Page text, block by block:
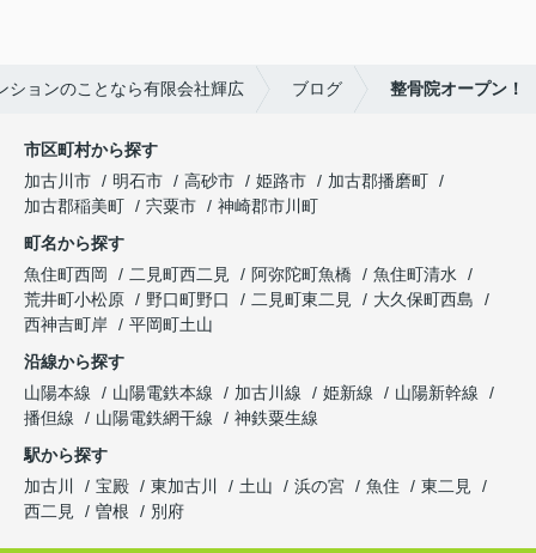
ションのことなら有限会社輝広 ブログ 整骨院オープン！
市区町村から探す
加古川市
明石市 高砂市 姫路市
加古郡播磨町
加古郡稲美町
宍粟市
神崎郡市川町
町名から探す
魚住町西岡
二見町西二見 阿弥陀町魚橋
魚住町清水
荒井町小松原
野口町野口 二見町東二見
大久保町西島
西神吉町岸
平岡町土山
沿線から探す
山陽本線
山陽電鉄本線 加古川線 姫新線
山陽新幹線
播但線
山陽電鉄網干線
神鉄粟生線
駅から探す
加古川
宝殿 東加古川 土山 浜の宮 魚住
東二見
西二見
曽根 別府